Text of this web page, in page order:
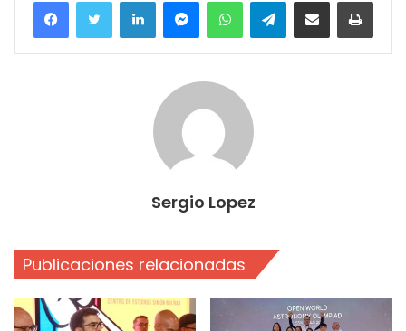
Sergio Lopez
Publicaciones relacionadas